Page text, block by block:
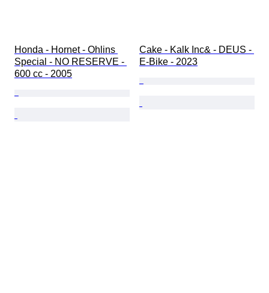
Honda - Hornet - Ohlins
Special - NO RESERVE -
600 cc - 2005
Cake - Kalk Inc& - DEUS -
E-Bike - 2023